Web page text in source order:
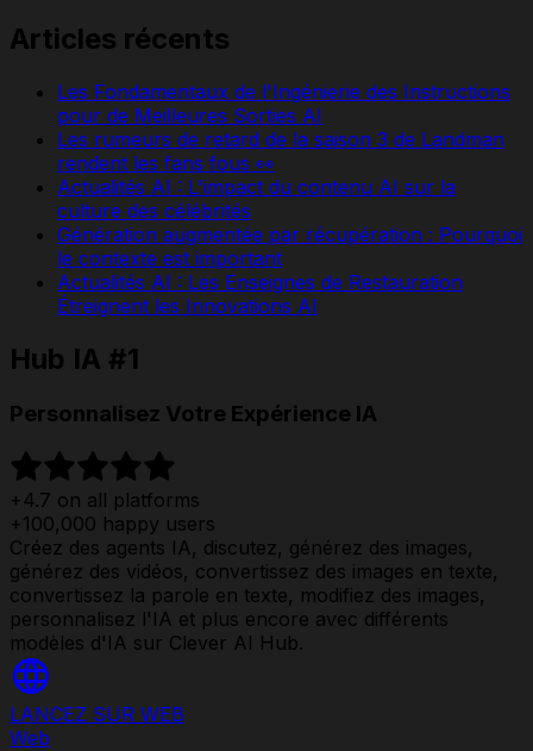
Articles récents
Les Fondamentaux de l'Ingénierie des Instructions
pour de Meilleures Sorties AI
Les rumeurs de retard de la saison 3 de Landman
rendent les fans fous 👀
Actualités AI : L'impact du contenu AI sur la
culture des célébrités
Génération augmentée par récupération : Pourquoi
le contexte est important
Actualités AI : Les Enseignes de Restauration
Étreignent les Innovations AI
Hub IA #1
Personnalisez Votre Expérience IA
+4.7 on all platforms
+100,000 happy users
Créez des agents IA, discutez, générez des images,
générez des vidéos, convertissez des images en texte,
convertissez la parole en texte, modifiez des images,
personnalisez l'IA et plus encore avec différents
modèles d'IA sur Clever AI Hub.
LANCEZ SUR WEB
Web